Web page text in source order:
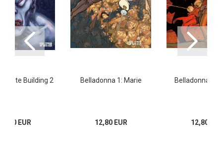
State Building 2
EUR
Belladonna 1: Marie
12,80 EUR
Belladonna 2:
12,80